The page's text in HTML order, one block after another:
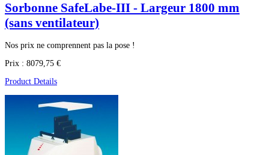
Sorbonne SafeLabe-III - Largeur 1800 mm
(sans ventilateur)
Nos prix ne comprennent pas la pose !
Prix : 8079,75 €
Product Details